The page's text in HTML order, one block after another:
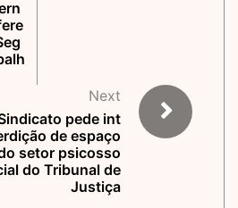
Next
pede int
de espaço
setor psicosso
do Tribunal de
Justiça